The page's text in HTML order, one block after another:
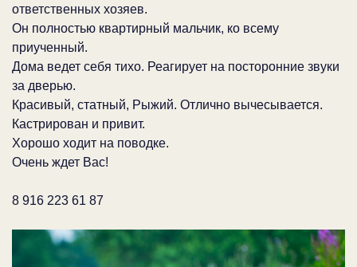
ответственных хозяев.
Он полностью квартирный мальчик, ко всему
приученный.
Дома ведет себя тихо. Реагирует на посторонние звуки
за дверью.
Красивый, статный, Рыжий. Отлично вычесывается.
Кастрирован и привит.
Хорошо ходит на поводке.
Очень ждет Вас!
8 916 223 61 87